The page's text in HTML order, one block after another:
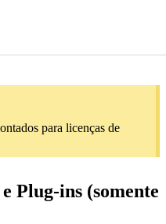
para licenças de
Plug-ins (somente